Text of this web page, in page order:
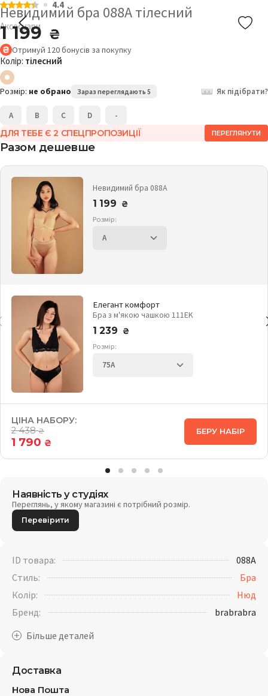
4.4
Невидимий бра 088A тілесний
Аксесуари
1 199 ₴
Отримуй 120бонусів за покупку
Колір: тілесний
Розмір: не обрано Зараз переглядають 5 Як підібрати?
A B C D -
ДЛЯ ТЕБЕ Є 2 СПЕЦПРОПОЗИЦІЇ ПЕРЕГЛЯНУТИ
Разом дешевше
Невидимий бра 088A
1 199
₴
Розмір:
Елегант комфорт
Бра з м'якою чашкою 111EK
1 239
₴
Розмір:
ЦІНА НАБОРУ:
2 438₴
1 790 ₴
БЕРУ НАБІР
Наявність у студіях
Переглянь, у якому магазині є потрібний розмір.
Перевірити
ID товара:
088A
Стиль:
Бра
Колір:
Нюд
Бренд:
brabrabra
Доставка
Нова Пошта